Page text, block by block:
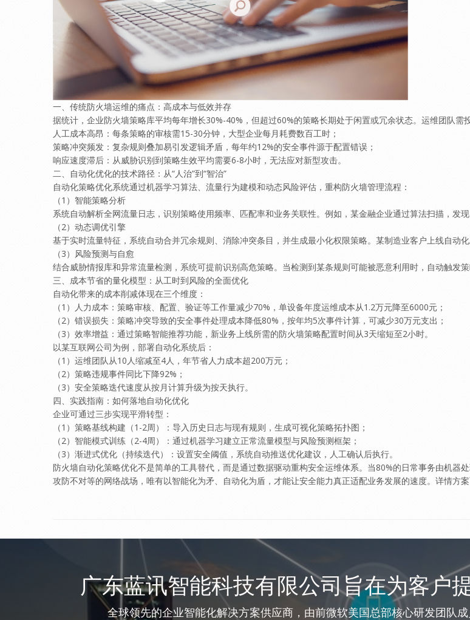
一、传统防火墙运维的痛点：高成本与低效并存
据统计，企业防火墙策略库平均每年增长30%-40%，但超过60%的策略长期处于闲置或冗余状态。运维团队
​人工成本高昂：每条策略的审核需15-30分钟，大型企业每月耗费数百工时；
​策略冲突频发：复杂规则叠加易引发逻辑矛盾，每年约12%的安全事件源于配置错误；
​响应速度滞后：从威胁识别到策略生效平均需要6-8小时，无法应对新型攻击。
二、自动化优化的技术路径：从“人治”到“智治”
自动化策略优化系统通过机器学习算法、流量行为建模和动态风险评估，重构防火墙管理流程：
（1）​智能策略分析​
系统自动解析全网流量日志，识别策略使用频率、匹配率和业务关联性。例如，某金融企业通过算法扫描，发
（2）​动态调优引擎​
基于实时流量特征，系统自动合并冗余规则、消除冲突条目，并生成最小化权限策略。某制造业客户上线自动
（3）​风险预测与自愈​
结合威胁情报库和异常流量检测，系统可提前识别高危策略。当检测到某条规则可能被恶意利用时，自动触发
三、成本节省的量化模型：从工时到风险的全面优化
自动化带来的成本削减体现在三个维度：
​（1）人力成本：策略审核、配置、验证等工作量减少70%，单设备年度运维成本从1.2万元降至6000元；
（2）​错误损失：策略冲突导致的安全事件处理成本降低80%，按年均5次事件计算，可减少30万元支出；
​（3）效率增益：通过策略智能推荐功能，新业务上线所需的防火墙策略配置时间从3天缩短至2小时。
以某互联网公司为例，部署自动化系统后：
（1）运维团队从10人缩减至4人，年节省人力成本超200万元；
（2）策略违规事件同比下降92%；
（3）安全策略迭代速度从按月计算升级为按天执行。
四、实践指南：如何落地自动化优化
企业可通过三步实现平滑转型：
（1）​策略基线构建​（1-2周）：导入历史日志与现有规则，生成可视化策略拓扑图；
​（2）智能模式训练​（2-4周）：通过机器学习建立正常流量模型与风险预测框架；
​（3）渐进式优化​（持续迭代）：设置安全阈值，系统自动推送优化建议，人工确认后执行。
防火墙自动化策略优化不是简单的工具替代，而是通过数据驱动重构安全运维体系。当80%的日常事务由机器
攻防不对等的网络战场，唯有以智能化为矛、自动化为盾，才能让安全能力真正适配业务发展的速度。详情方
广东蓝讯智能科技有限公司旨在为客户
全球领先的企业智能化解决方案供应商，由前微软美国总部核心研发团队